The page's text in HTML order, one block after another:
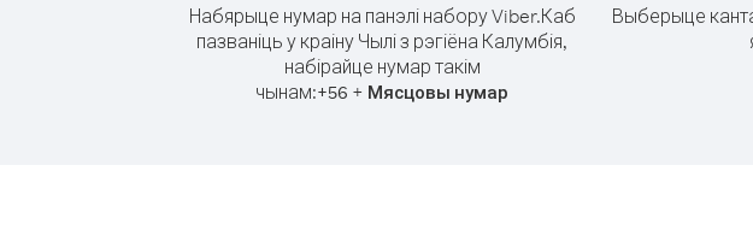
Набярыце нумар на панэлі набору Viber.Каб
пазваніць у краіну Чылі з рэгіёна Калумбія,
набірайце нумар такім
чынам:+56 + Мясцовы нумар
Выберыце